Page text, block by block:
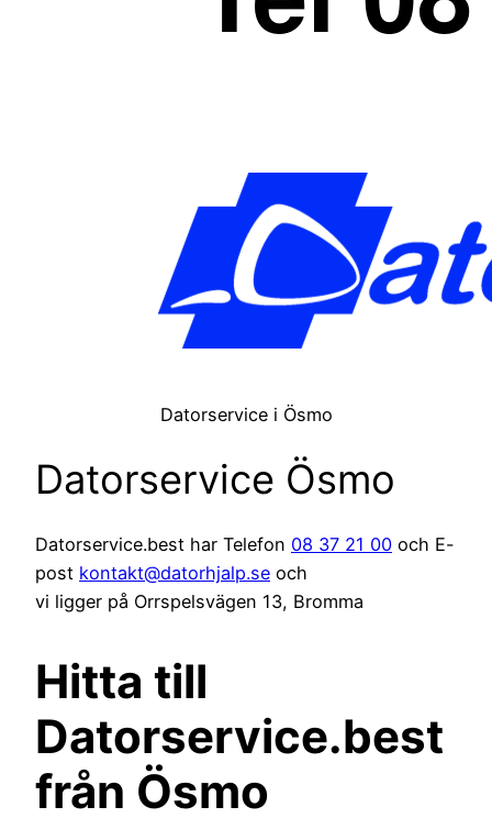
Datorservice i Ösmo
Datorservice Ösmo
Datorservice.best har Telefon 08 37 21 00 och E-
post kontakt@datorhjalp.se och
vi ligger på Orrspelsvägen 13, Bromma
Hitta till
Datorservice.best
från Ösmo